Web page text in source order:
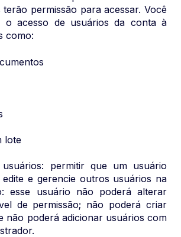
permissão para acessar. Você
o acesso de usuários da conta à
como:
lote
permitir que um usuário
e gerencie outros usuários na
esse usuário não poderá alterar
de permissão; não poderá criar
não poderá adicionar usuários com